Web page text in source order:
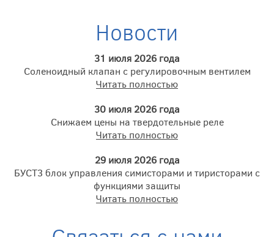
Новости
31 июля 2026 года
Соленоидный клапан с регулировочным вентилем
Читать полностью
30 июля 2026 года
Снижаем цены на твердотельные реле
Читать полностью
29 июля 2026 года
БУСТ3 блок управления симисторами и тиристорами с
функциями защиты
Читать полностью